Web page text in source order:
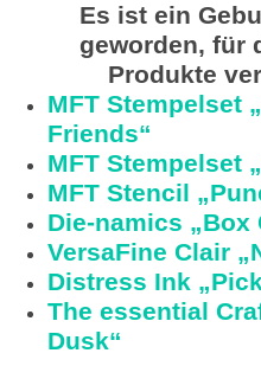
Es ist ein
geworden, für
Produkte
MFT Stempelset
Friends“
MFT Stempelset
MFT Stencil
Die-namics „Box
VersaFine Clair
Distress Ink
The essential
Dusk“